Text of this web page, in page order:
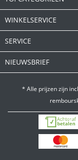
WINKELSERVICE
SERVICE
NIEUWSBRIEF
* Alle prijzen zijn